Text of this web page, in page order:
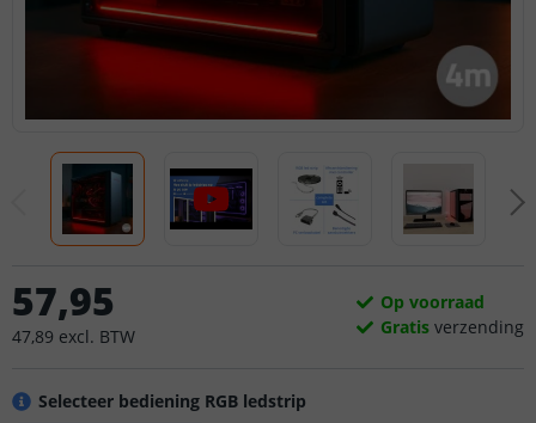
Selecteer bediening RGB ledstrip
57,95
47,89 excl. BTW
Op voorraad
Gratis verzending